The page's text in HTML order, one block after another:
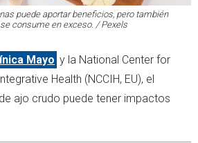
puede aportar beneficios, pero también
consume en exceso. / Pexels
Mayo y la National Center for
Health (NCCIH, EU), el
ajo crudo puede tener impactos